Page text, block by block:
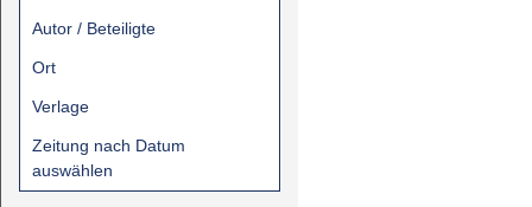
Autor / Beteiligte
Ort
Verlage
Zeitung nach Datum
auswählen